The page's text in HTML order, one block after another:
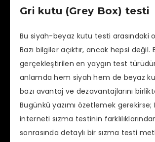
Gri kutu (Grey Box) testi
Bu siyah-beyaz kutu testi arasındaki
Bazı bilgiler açıktır, ancak hepsi değil.
gerçekleştirilen en yaygın test
anlamda hem siyah hem de beyaz
bazı avantaj ve dezavantajlarını
Bugünkü yazımı özetlemek gerekirse;
interneti sızma testinin
sonrasında detaylı bir sızma testi